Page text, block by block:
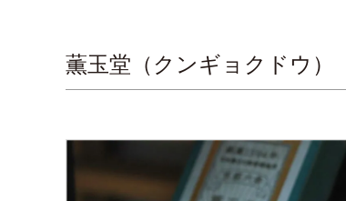
薫玉堂（クンギョクドウ）